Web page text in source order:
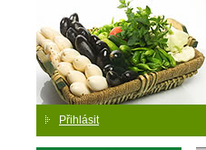
Přihlásit